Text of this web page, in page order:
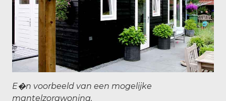
E�n voorbeeld van een mogelijke
mantelzorgwoning.